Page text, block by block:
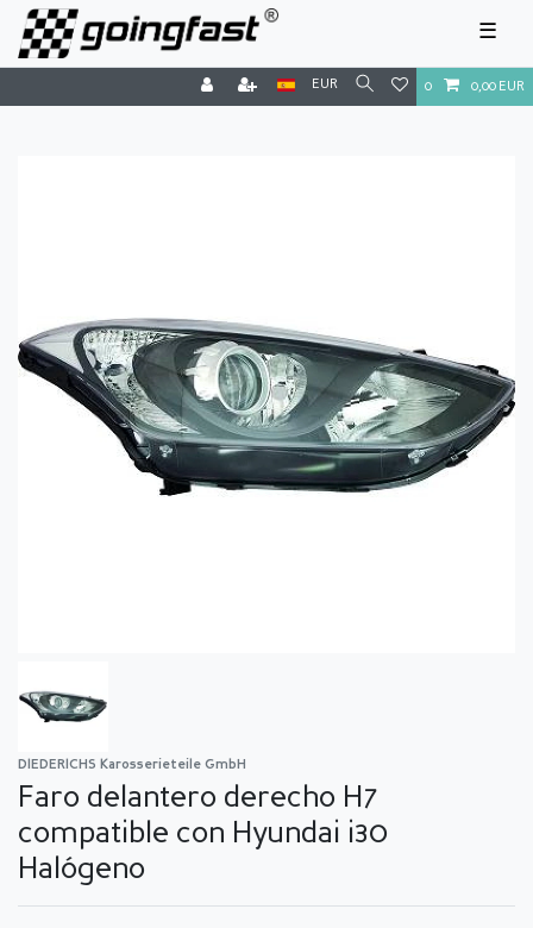
☰
EUR 0 0,00 EUR
DIEDERICHS Karosserieteile GmbH
Faro delantero derecho H7
compatible con Hyundai i30
Halógeno